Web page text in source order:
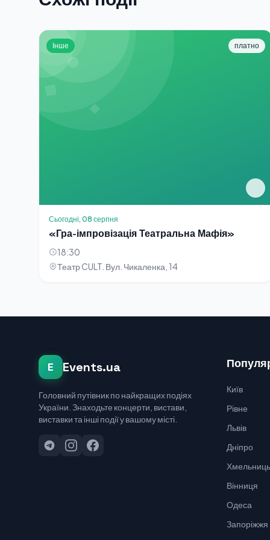
Інше платно
Сьогодні, 08 серпня
«Гра-імпровізація Театральна Мафія»
18:30
Театр CULT. Вул. Чикаленка, 14
E Events.ua
Головний путівник по найкращих подіях
України. Знаходьте концерти, вистави,
виставки та інші події у вашому місті.
Київ
Рівне
Львів
Дніпро
Вінниця
Одеса
Запоріжжя